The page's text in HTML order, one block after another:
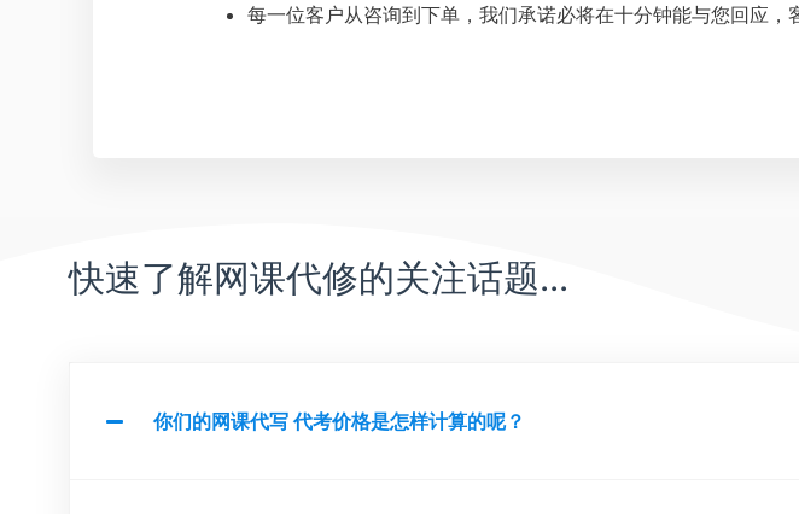
每一位客户从咨询到下单，我们承诺必将在十分钟能与您回应，
快速了解网课代修的关注话题...
你们的网课代写 代考价格是怎样计算的呢？